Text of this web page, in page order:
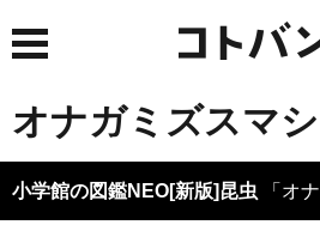
オナガミズスマシ
小学館の図鑑NEO[新版]昆虫 「オ